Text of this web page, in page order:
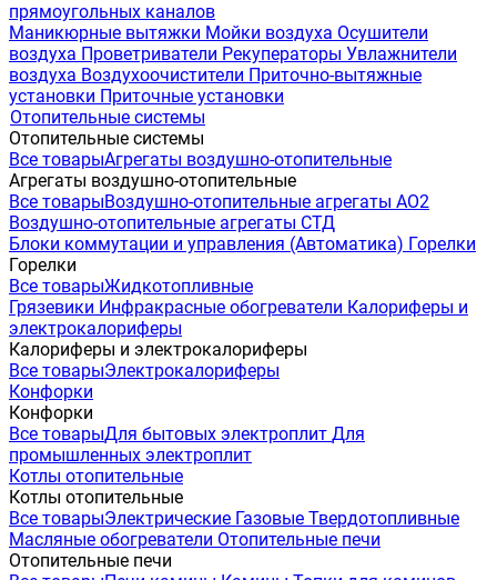
прямоугольных каналов
Маникюрные вытяжки Мойки воздуха Осушители
воздуха Проветриватели Рекуператоры Увлажнители
воздуха Воздухоочистители Приточно-вытяжные
установки Приточные установки
Отопительные системы
Отопительные системы
Все товарыАгрегаты воздушно-отопительные
Агрегаты воздушно-отопительные
Все товарыВоздушно-отопительные агрегаты АО2
Воздушно-отопительные агрегаты СТД
Блоки коммутации и управления (Автоматика) Горелки
Горелки
Все товарыЖидкотопливные
Грязевики Инфракрасные обогреватели Калориферы и
электрокалориферы
Калориферы и электрокалориферы
Все товарыЭлектрокалориферы
Конфорки
Конфорки
Все товарыДля бытовых электроплит Для
промышленных электроплит
Котлы отопительные
Котлы отопительные
Все товарыЭлектрические Газовые Твердотопливные
Масляные обогреватели Отопительные печи
Отопительные печи